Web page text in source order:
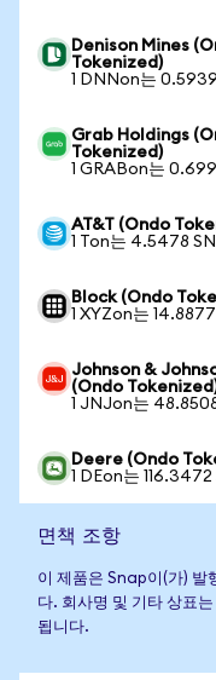
Denison Mines
Tokenized)
1 DNNon는
Grab Holdings
Tokenized)
1 GRABon는
AT&T (Ondo
1 Ton는 4.5478
Block (Ondo
1 XYZon는
Johnson &
(Ondo
1 JNJon는
Deere (Ondo
1 DEon는
면책 조항
이 제품은 Snap이(가) 발
다. 회사명 및 기타 상표
됩니다.